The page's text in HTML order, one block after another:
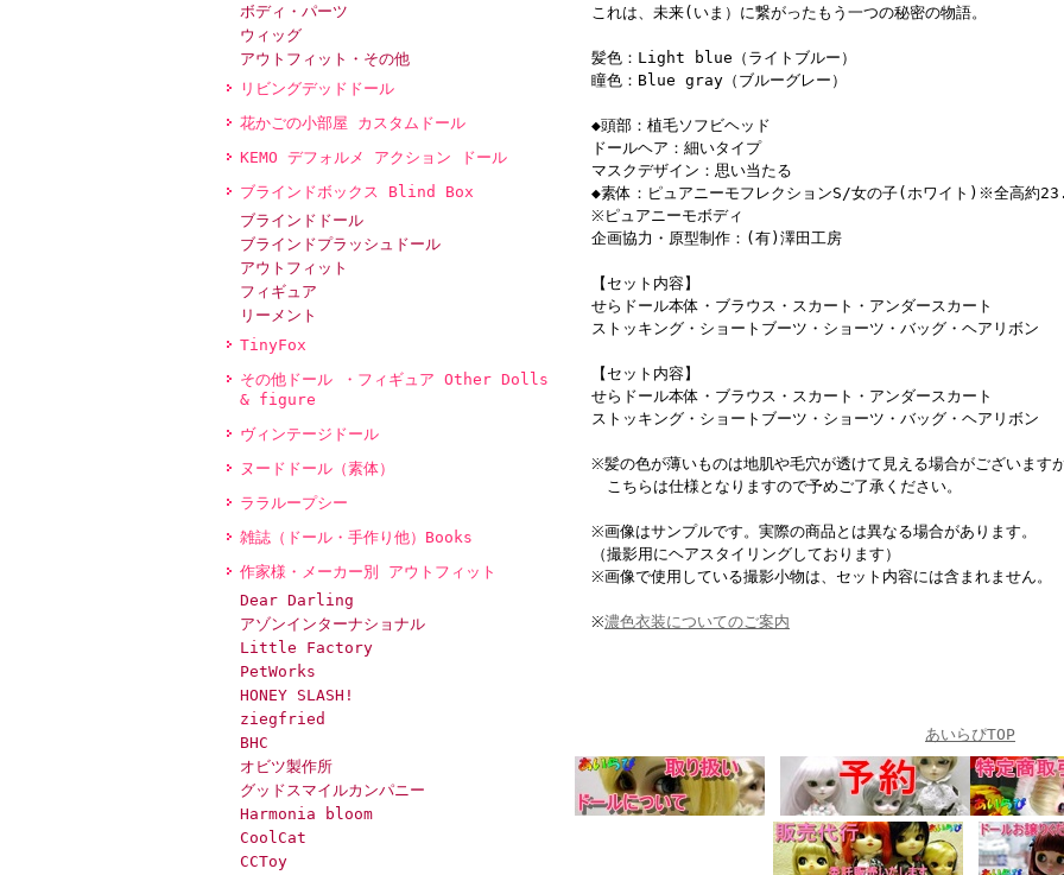
ボディ・パーツ
ウィッグ
アウトフィット・その他
リビングデッドドール
花かごの小部屋 カスタムドール
KEMO デフォルメ アクション ドール
ブラインドボックス Blind Box
ブラインドドール
ブラインドプラッシュドール
アウトフィット
フィギュア
リーメント
TinyFox
その他ドール ・フィギュア Other Dolls
& figure
ヴィンテージドール
ヌードドール（素体）
ララループシー
雑誌（ドール・手作り他）Books
作家様・メーカー別 アウトフィット
Dear Darling
アゾンインターナショナル
Little Factory
PetWorks
HONEY SLASH!
ziegfried
BHC
オビツ製作所
グッドスマイルカンパニー
Harmonia bloom
CoolCat
CCToy
これは、未来(いま）に繋がったもう一つの秘密の物語。
髪色：Light blue（ライトブルー）
瞳色：Blue gray（ブルーグレー）
◆頭部：植毛ソフビヘッド
ドールヘア：細いタイプ
マスクデザイン：思い当たる
◆素体：ピュアニーモフレクションS/女の子(ホワイト)※全高約
※ピュアニーモボディ
企画協力・原型制作：(有)澤田工房
【セット内容】
せらドール本体・ブラウス・スカート・アンダースカート
ストッキング・ショートブーツ・ショーツ・バッグ・ヘアリボン
【セット内容】
せらドール本体・ブラウス・スカート・アンダースカート
ストッキング・ショートブーツ・ショーツ・バッグ・ヘアリボン
※髪の色が薄いものは地肌や毛穴が透けて見える場合がございます
こちらは仕様となりますので予めご了承ください。
※画像はサンプルです。実際の商品とは異なる場合があります。
（撮影用にヘアスタイリングしております）
※画像で使用している撮影小物は、セット内容には含まれません。
※濃色衣装についてのご案内
あいらぴTOP